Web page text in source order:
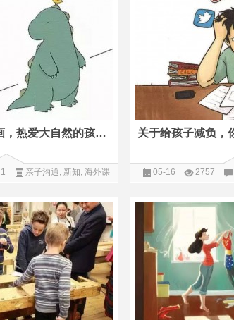
这组超萌的科普漫画，热爱大自然的孩子必看
1 亲子沟通 新知 海外课
堂
05-16 2757